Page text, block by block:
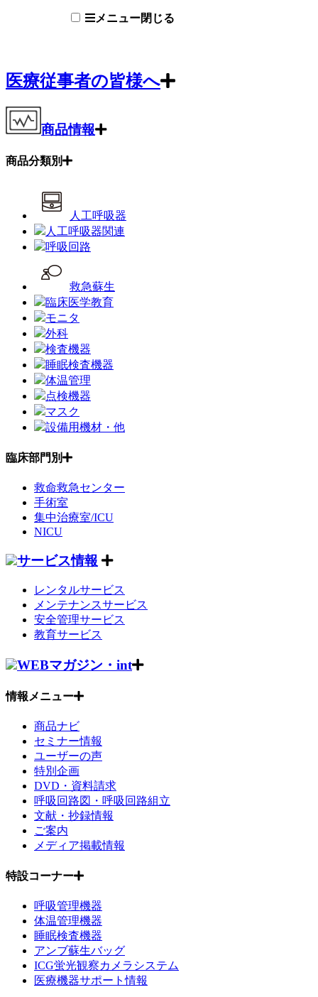
メニュー閉じる
医療従事者の皆様へ
商品情報
商品分類別
人工呼吸器
人工呼吸器関連
呼吸回路
救急蘇生
臨床医学教育
モニタ
外科
検査機器
睡眠検査機器
体温管理
点検機器
マスク
設備用機材・他
臨床部門別
救命救急センター
手術室
集中治療室/ICU
NICU
サービス情報
レンタルサービス
メンテナンスサービス
安全管理サービス
教育サービス
WEBマガジン・int
情報メニュー
商品ナビ
セミナー情報
ユーザーの声
特別企画
DVD・資料請求
呼吸回路図・呼吸回路組立
文献・抄録情報
ご案内
メディア掲載情報
特設コーナー
呼吸管理機器
体温管理機器
睡眠検査機器
アンブ蘇生バッグ
ICG蛍光観察カメラシステム
医療機器サポート情報